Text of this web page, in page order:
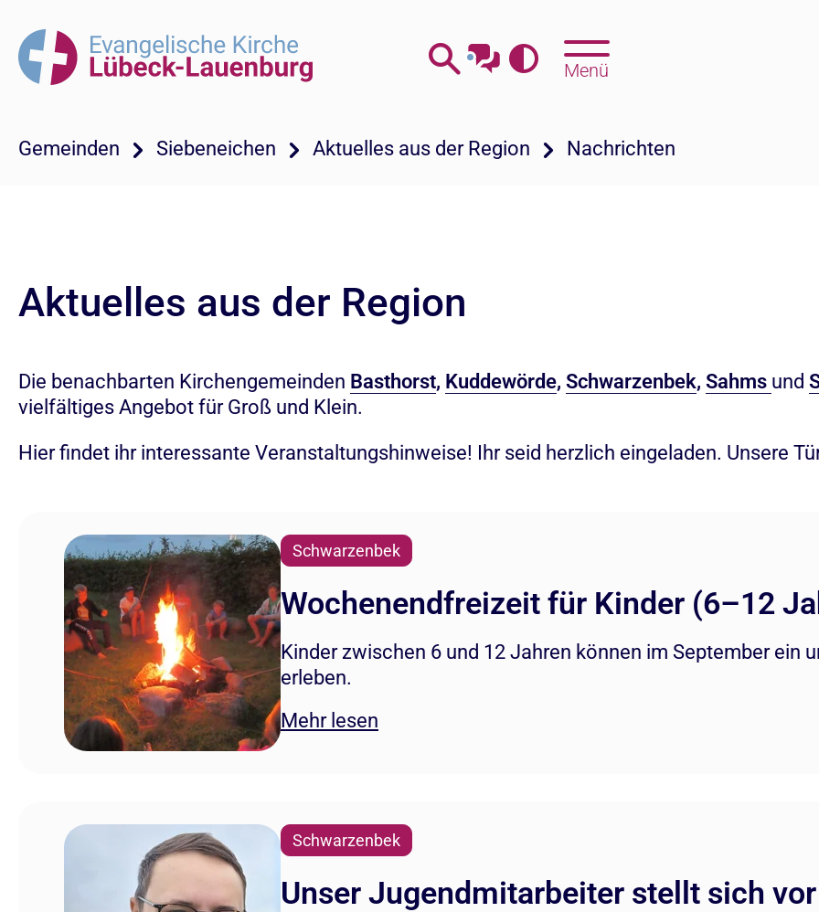
Menü
Gemeinden Siebeneichen Aktuelles aus der Region Nachrichten
Aktuelles aus der Region
Die benachbarten Kirchengemeinden Basthorst, Kuddewörde, Schwarzenbek, Sahms und
vielfältiges Angebot für Groß und Klein.
Hier findet ihr interessante Veranstaltungshinweise! Ihr seid herzlich eingeladen. Unsere
Schwarzenbek
Wochenendfreizeit für Kinder (6–12
Kinder zwischen 6 und 12 Jahren können im September ein
erleben.
Mehr lesen
Schwarzenbek
Unser Jugendmitarbeiter stellt sich vor